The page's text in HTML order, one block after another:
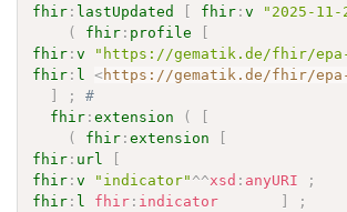
fhir : lastUpdated fhir :v "2025-11-
(
fhir : profile
fhir :v
"https://gematik.de/fhir/
fhir : l <https://gematik.de/fhir/
;
#
fhir :extension (
(
fhir :extension
fhir : url
fhir :v "indicator" ^^xsd : anyURI
;
fhir : l fhir : indicator
;